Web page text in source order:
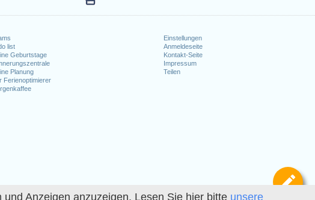
Anzeigen anzuzeigen. Lesen Sie hier bitte unsere
list
Geburtstage
Planung
Ferienoptimierer
Einstellungen
Anmeldeseite
Kontakt-Seite
Impressum
Teilen